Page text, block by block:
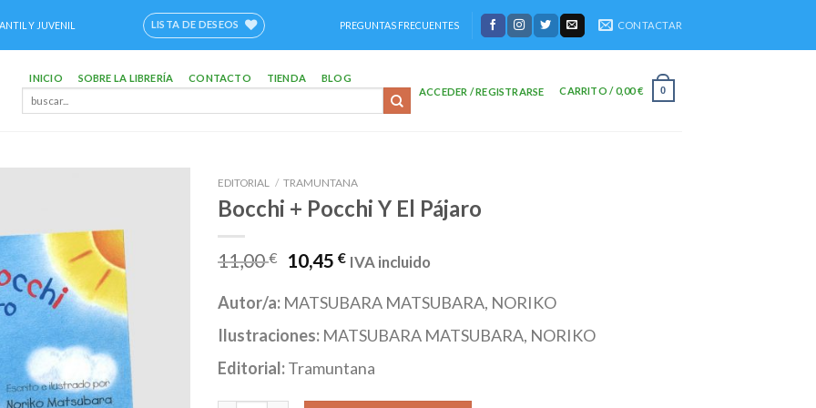
Y JUVENIL LISTA DE DESEOS PREGUNTAS FRECUENTES CONTACTAR
INICIO SOBRE LA LIBRERÍA CONTACTO TIENDA
BLOG
Buscar
ACCEDER / REGISTRARSE CARRITO /0,00€ 0
EDITORIAL / TRAMUNTANA
Bocchi + Pocchi Y El Pájaro
11,00€ 10,45€ IVA incluido
Autor/a: MATSUBARA MATSUBARA, NORIKO
Ilustraciones: MATSUBARA MATSUBARA, NORIKO
Editorial:Tramuntana